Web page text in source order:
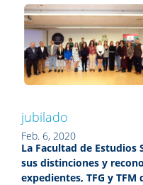
jubilado
Feb. 6, 2020
La Facultad de Estudios
sus distinciones y
expedientes, TFG y TFM